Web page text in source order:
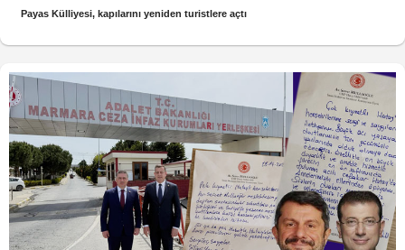
Payas Külliyesi, kapılarını yeniden turistlere açtı